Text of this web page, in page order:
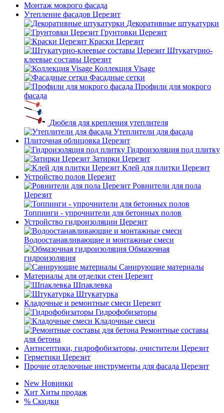
Монтаж мокрого фасада
Утепление фасадов Церезит
Декоративные штукатурки
Грунтовки Церезит
Краски Церезит
Штукатурно-
клеевые составы Церезит
Коллекция Visage
Фасадные сетки
Профили для мокрого
фасада
Дюбеля для крепления утеплителя
Утеплители для фасада
Плиточная облицовка Церезит
Гидроизоляция под плитку
Затирки Церезит
Клей для плитки Церезит
Устройство полов Церезит
Ровнители для пола
Церезит
Топпинги - упрочнители для бетонных полов
Устройство гидроизоляции Церезит
Водоостанавливающие и монтажные смеси
Обмазочная
гидроизоляция
Санирующие материалы
Материалы для отделки стен Церезит
Шпаклевка
Штукатурка
Кладочные и ремонтные смеси Церезит
Гидрофобизаторы
Кладочные смеси
Ремонтные составы
для бетона
Антисептики, гидрофобизаторы, очистители Церезит
Герметики Церезит
Прочие отделочные инструменты для фасада Церезит
New Новинки
Хит Хиты продаж
% Скидки